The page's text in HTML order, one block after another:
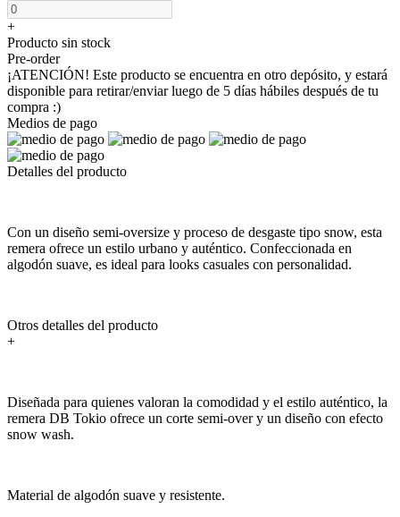
+
Producto sin stock
Pre-order
¡ATENCIÓN! Este producto se encuentra en otro depósito, y estará
disponible para retirar/enviar luego de 5 días hábiles después de tu
compra :)
Medios de pago
Detalles del producto
Con un diseño semi-oversize y proceso de desgaste tipo snow, esta
remera ofrece un estilo urbano y auténtico. Confeccionada en
algodón suave, es ideal para looks casuales con personalidad.
Otros detalles del producto
+
Diseñada para quienes valoran la comodidad y el estilo auténtico, la
remera DB Tokio ofrece un corte semi-over y un diseño con efecto
snow wash.
Material de algodón suave y resistente.